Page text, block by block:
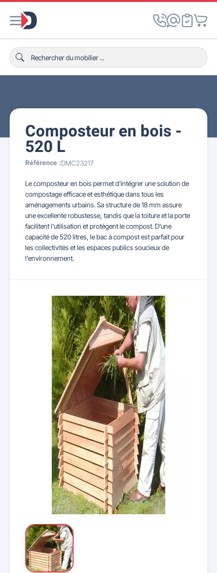
Composteur en bois -
520 L
Référence :DMC23217
Le composteur en bois permet d'intégrer une solution de
compostage efficace et esthétique dans tous les
aménagements urbains. Sa structure de 18 mm assure
une excellente robustesse, tandis que la toiture et la porte
facilitent l'utilisation et protègent le compost. D'une
capacité de 520 litres, le bac à compost est parfait pour
les collectivités et les espaces publics soucieux de
l'environnement.